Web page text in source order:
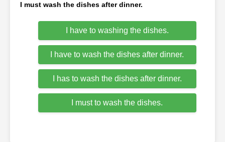
I must wash the dishes after dinner.
I have to washing the dishes.
I have to wash the dishes after dinner.
I has to wash the dishes after dinner.
I must to wash the dishes.